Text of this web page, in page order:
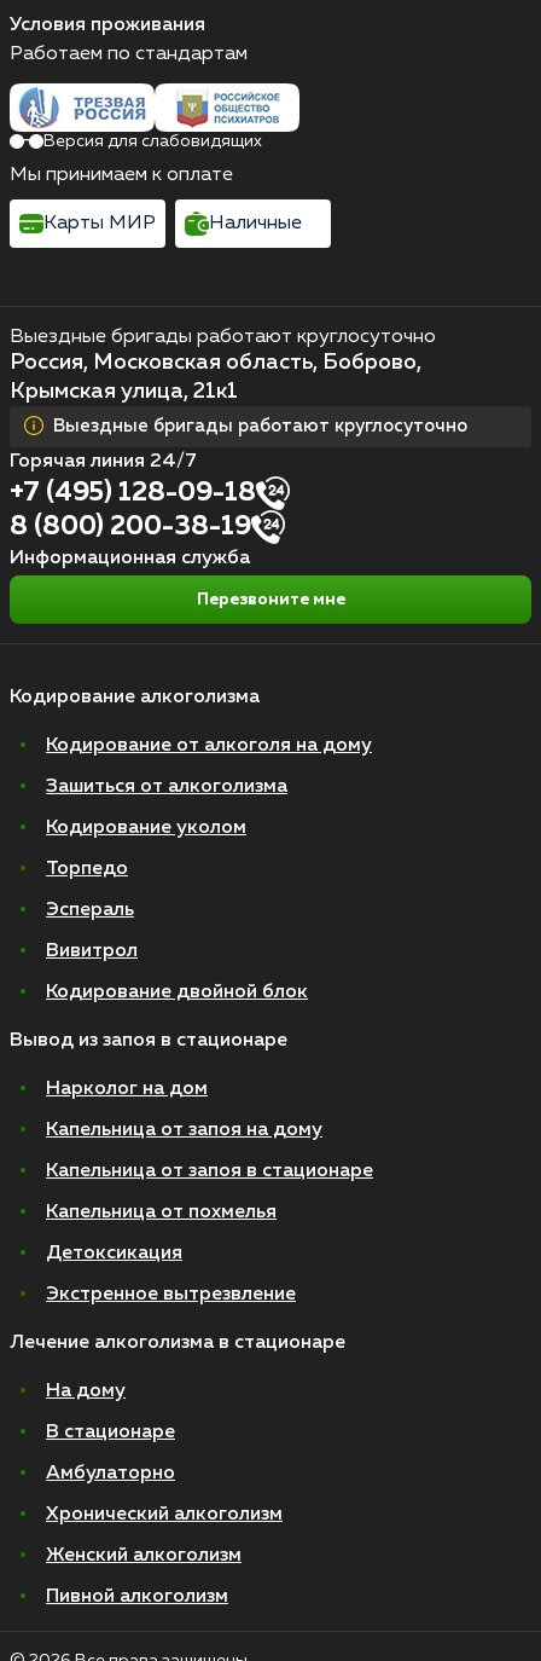
Условия проживания
Кодирование алкоголизма
Кодирование от алкоголя на дому
Зашиться от алкоголизма
Кодирование уколом
Торпедо
Эспераль
Вивитрол
Кодирование двойной блок
Вывод из запоя в стационаре
Нарколог на дом
Капельница от запоя на дому
Капельница от запоя в стационаре
Капельница от похмелья
Детоксикация
Экстренное вытрезвление
Лечение алкоголизма в стационаре
На дому
В стационаре
Амбулаторно
Хронический алкоголизм
Женский алкоголизм
Пивной алкоголизм
Выездные бригады работают круглосуточно
Россия, Московская область, Боброво,
Крымская улица, 21к1
Выездные бригады работают круглосуточно
Горячая линия 24/7
+7 (495) 128-09-18
8 (800) 200-38-19
Информационная служба
Перезвоните мне
Работаем по стандартам
Версия для слабовидящих
Мы принимаем к оплате
Карты МИР Наличные